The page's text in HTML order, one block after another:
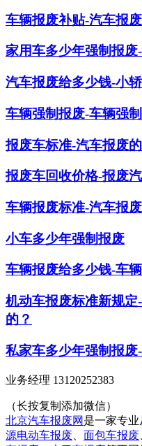
车辆报废补贴-汽车报
家用车多少年强制报
汽车报废给多少钱-小
车辆强制报废-车辆强
报废车标准-汽车报废
报废车回收价格-报废
车辆报废标准-汽车报
小车多少年强制报废
车辆报废给多少钱-车
机动车报废标准新规
的？
私家车多少年强制报废
业务经理 13120252383
（长按复制添加微信）
北京汽车报废网 是一家专业
源电动车报废
面包车报废